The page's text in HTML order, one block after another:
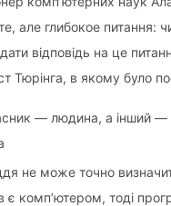
але глибокое питання:
відповідь на це
Тюрінга, в якому було
— людина, а інший —
не може точно
є комп’ютером, тоді